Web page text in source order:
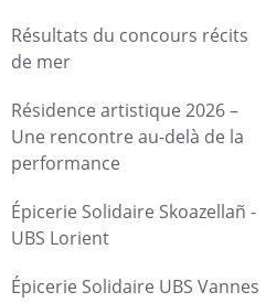
Résultats du concours récits
de mer
Résidence artistique 2026 –
Une rencontre au-delà de la
performance
Épicerie Solidaire Skoazellañ -
UBS Lorient
Épicerie Solidaire UBS Vannes